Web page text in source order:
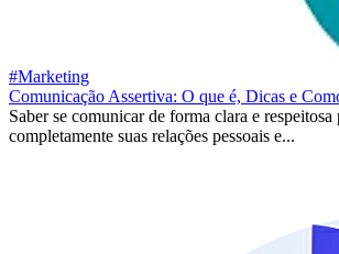
#Marketing
Comunicação Assertiva: O que é, Dicas e
Saber se comunicar de forma clara e
completamente suas relações pessoais e...